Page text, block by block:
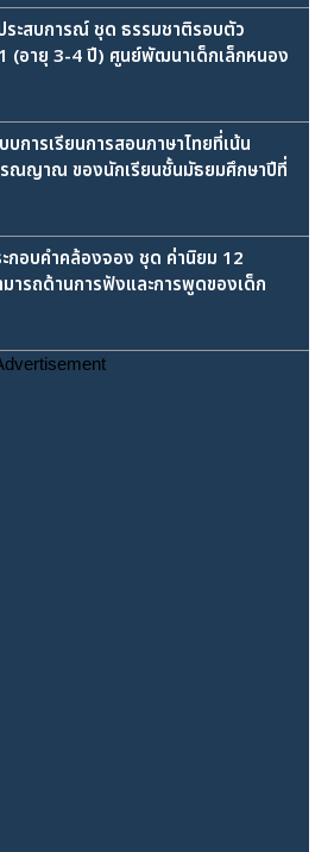
ะสบการณ์ ชุด ธรรมชาติรอบตัว
(อายุ 3-4 ปี) ศูนย์พัฒนาเด็กเล็กหนอง
การเรียนการสอนภาษาไทยที่เน้น
รณญาณ ของนักเรียนชั้นมัธยมศึกษาปีที่
กอบคำคล้องจอง ชุด ค่านิยม 12
ารถด้านการฟังและการพูดของเด็ก